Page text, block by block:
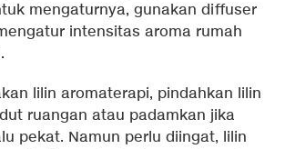
mengaturnya, gunakan diffuser
intensitas aroma rumah
lilin aromaterapi, pindahkan lilin
ruangan atau padamkan jika
pekat. Namun perlu diingat, lilin